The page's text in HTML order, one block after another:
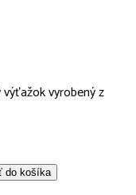
vyrobený z